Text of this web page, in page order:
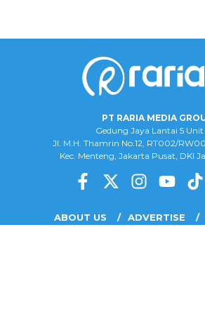
PT RARIA MEDIA
Gedung Jaya Lantai 5 Unit
Jl. M.H. Thamrin No.12, RT002/
Kec. Menteng, Jakarta Pusat, DKI
ABOUT US ADVERTISE